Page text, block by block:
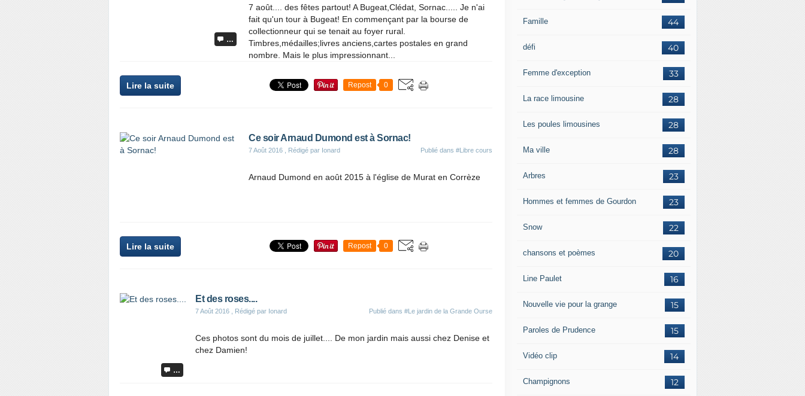
…
7 août.... des fêtes partout! A Bugeat,Clédat, Sornac..... Je n'ai
fait qu'un tour à Bugeat! En commençant par la bourse de
collectionneur qui se tenait au foyer rural.
Timbres,médailles;livres anciens,cartes postales en grand
nombre. Mais le plus impressionnant...
Lire la suite Repost 0
Ce soir Arnaud Dumond est à Sornac!
7 Août 2016 , Rédigé par Ionard Publié dans #Libre cours
Arnaud Dumond en août 2015 à l'église de Murat en Corrèze
Lire la suite Repost 0
…
Et des roses....
7 Août 2016 , Rédigé par Ionard Publié dans #Le jardin de la Grande Ourse
Ces photos sont du mois de juillet.... De mon jardin mais aussi chez Denise et
chez Damien!
44
Famille
40
défi
33
Femme d'exception
28
La race limousine
28
Les poules limousines
28
Ma ville
23
Arbres
23
Hommes et femmes de Gourdon
22
Snow
20
chansons et poèmes
16
Line Paulet
15
Nouvelle vie pour la grange
15
Paroles de Prudence
14
Vidéo clip
12
Champignons